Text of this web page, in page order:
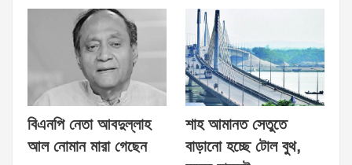
বিএনপি নেতা আবদুল্লাহ
আল নোমান মারা গেছেন
শাহ আমানত সেতুতে
বাড়ানো হচ্ছে টোল বুথ,